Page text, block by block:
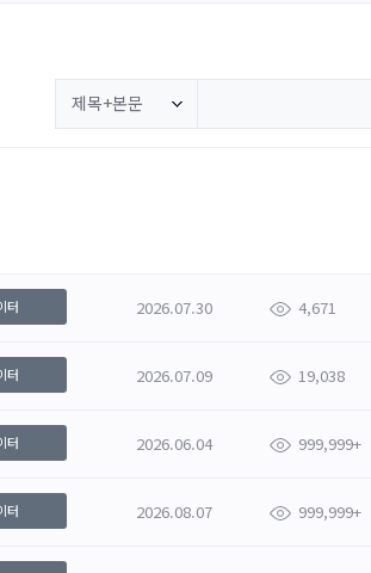
제목+본문
터 2026.07.30 4,671
터 2026.07.09 19,038
터 2026.06.04 999,999+
터 2026.08.07 999,999+